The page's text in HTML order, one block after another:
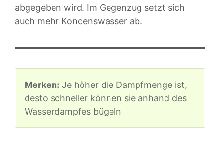
abgegeben wird. Im Gegenzug setzt sich
auch mehr Kondenswasser ab.
Merken: Je höher die Dampfmenge ist,
desto schneller können sie anhand des
Wasserdampfes bügeln